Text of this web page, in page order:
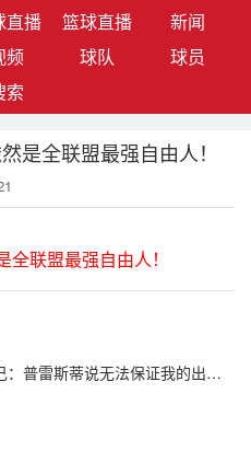
直播 篮球直播
新闻
频 球队
球员
索
是全联盟最强自由人！
联盟最强自由人！
：普雷斯蒂说无法保证我的出场